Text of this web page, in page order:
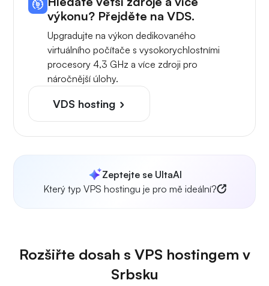
výkonu? Přejděte na VDS.
Upgradujte na výkon dedikovaného
virtuálního počítače s vysokorychlostními
procesory 4,3 GHz a více zdroji pro
náročnější úlohy.
VDS hosting
Zeptejte se UltaAI
Který typ VPS hostingu je pro mě ideální?
Rozšiřte dosah s VPS hostingem v
Srbsku